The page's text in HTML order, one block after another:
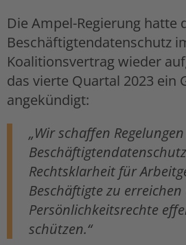
Die Ampel-Regierung hatte
Beschäftigtendatenschutz
Koalitionsvertrag wieder
das vierte Quartal 2023 ein
angekündigt:
„Wir schaffen
Rechtsklarheit für
Beschäftigte zu
Persönlichkeitsrechte
schützen.“